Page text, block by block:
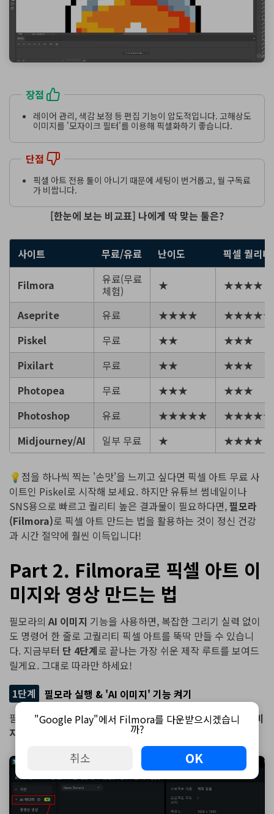
장점
레이어 관리, 색감 보정 등 편집 기능이 압도적입니다. 고해상도
이미지를 '모자이크 필터'를 이용해 픽셀화하기 좋습니다.
단점
픽셀 아트 전용 툴이 아니기 때문에 세팅이 번거롭고, 월 구독료
가 비쌉니다.
[한눈에 보는 비교표] 나에게 딱 맞는 툴은?
사이트 무료/유료 난이도 픽셀 퀄리티
Filmora
유료(무료
체험)
★ ★★★★
Aseprite 유료 ★★★★
★★★★★
Piskel
무료 ★★
★★★
Pixilart
무료 ★★
★★★
Photopea
무료 ★★★
★★★
Photoshop
유료 ★★★★★
★★★★★
Midjourney/AI
일부 무료 ★ ★★★★
💡점을 하나씩 찍는 '손맛'을 느끼고 싶다면 픽셀 아트 무료 사
이트인 Piskel로 시작해 보세요. 하지만 유튜브 썸네일이나
SNS용으로 빠르고 퀄리티 높은 결과물이 필요하다면,필모라
(Filmora)로 픽셀 아트 만드는 법을 활용하는 것이 정신 건강
과 시간 절약에 훨씬 이득입니다!
Part 2. Filmora로 픽셀 아트 이
미지와 영상 만드는 법
필모라의AI 이미지 기능을 사용하면, 복잡한 그리기 실력 없이
도 명령어 한 줄로 고퀄리티 픽셀 아트를 뚝딱 만들 수 있습니
다. 지금부터 단 4단계로 끝나는 가장 쉬운 제작 루트를 보여드
릴게요. 그대로 따라만 하세요!
1단계
필모라 실행 & 'AI 이미지' 기능 켜기
필모라를 실행하고 상단 메뉴바 혹은 미디어 탭에 있는[AI 이미
지]
"Google Play"에서 Filmora를 다운받으시겠습니
까?
취소 OK